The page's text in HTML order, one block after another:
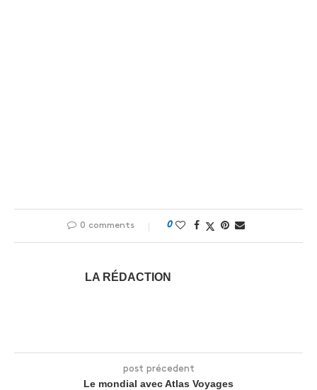
0 comments 0
LA RÉDACTION
post précedent
Le mondial avec Atlas Voyages